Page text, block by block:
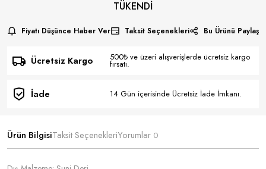
TÜKENDI
Fiyatı Düşünce Haber Ver Taksit Seçenekleri Bu Ürünü Paylaş
Ücretsiz Kargo 500₺ ve üzeri alışverişlerde ücretsiz kargo
fırsatı.
İade 14 Gün içerisinde Ücretsiz İade İmkanı.
Ürün BilgisiTaksit SeçenekleriYorumlar 0